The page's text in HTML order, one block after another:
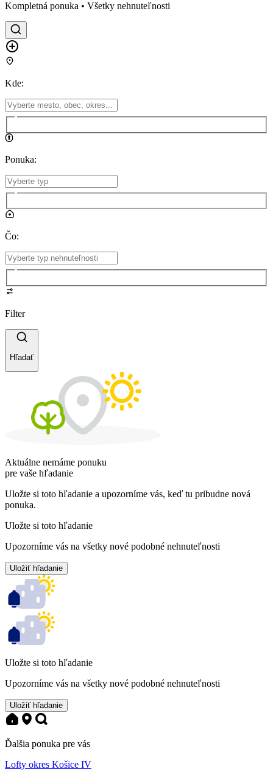
Kompletná ponuka • Všetky nehnuteľnosti
Kde:
Ponuka:
Čo:
Filter
Hľadať
Aktuálne nemáme ponuku
pre vaše hľadanie
Uložte si toto hľadanie a upozorníme vás, keď tu pribudne nová
ponuka.
Uložte si toto hľadanie
Upozorníme vás na všetky nové podobné nehnuteľnosti
Uložiť hľadanie
Uložte si toto hľadanie
Upozorníme vás na všetky nové podobné nehnuteľnosti
Uložiť hľadanie
Ďalšia ponuka pre vás
Lofty okres Košice IV